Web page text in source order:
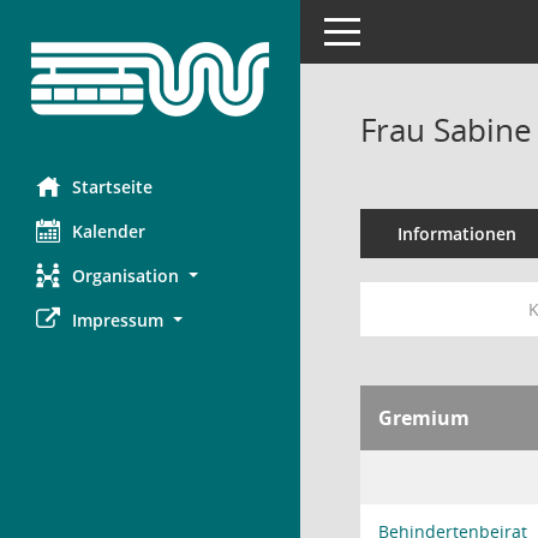
Startseite
Kalender
Organisation
Impressum
Toggle navigation
Frau
Informationen
Gremium
Behindertenbeirat